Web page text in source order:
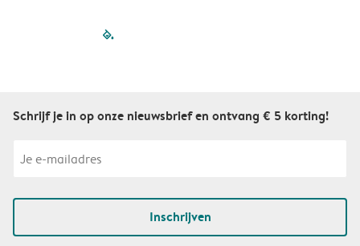
filled-pagination
Schrijf je in op onze nieuwsbrief en ontvang € 5 korting!
Inschrijven